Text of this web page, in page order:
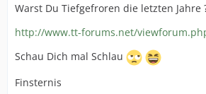
Warst Du Tiefgefroren die letzten Jahre
http://www.tt-forums.net/
Schau Dich mal Schlau
Finsternis